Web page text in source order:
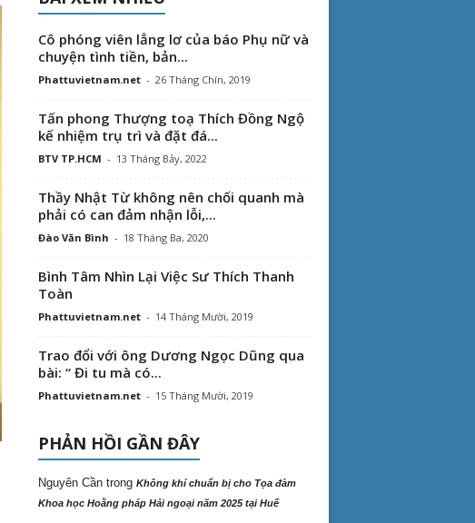
Cô phóng viên lẳng lơ của báo Phụ nữ và
chuyện tình tiền, bản...
Phattuvietnam.net - 26 Tháng Chín, 2019
Tấn phong Thượng toạ Thích Đồng Ngộ
kế nhiệm trụ trì và đặt đá...
BTV TP.HCM - 13 Tháng Bảy, 2022
Thầy Nhật Từ không nên chối quanh mà
phải có can đảm nhận lỗi,...
Đào Văn Bình - 18 Tháng Ba, 2020
Bình Tâm Nhìn Lại Việc Sư Thích Thanh
Toàn
Phattuvietnam.net - 14 Tháng Mười, 2019
Trao đổi với ông Dương Ngọc Dũng qua
bài: “ Đi tu mà có...
Phattuvietnam.net - 15 Tháng Mười, 2019
PHẢN HỒI GẦN ĐÂY
Nguyên Cầntrong Không khí chuẩn bị cho Tọa đàm
Khoa học Hoằng pháp Hải ngoại năm 2025 tại Huế